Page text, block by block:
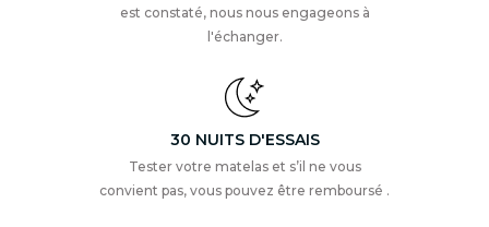
est constaté, nous nous engageons à
l'échanger.
30 NUITS D'ESSAIS
Tester votre matelas et s’il ne vous
convient pas, vous pouvez être remboursé .